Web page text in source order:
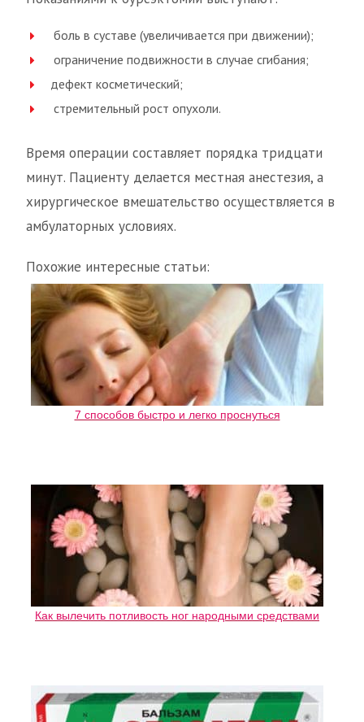
​ боль в суставе (увеличивается при движении);
​ ограничение подвижности в случае сгибания;
дефект косметический;
​ стремительный рост опухоли.
Время операции составляет порядка тридцати
минут. Пациенту делается местная анестезия, а
хирургическое вмешательство осуществляется в
амбулаторных условиях.
Похожие интересные статьи:
7 способов быстро и легко проснуться
Как вылечить потливость ног народными средствами